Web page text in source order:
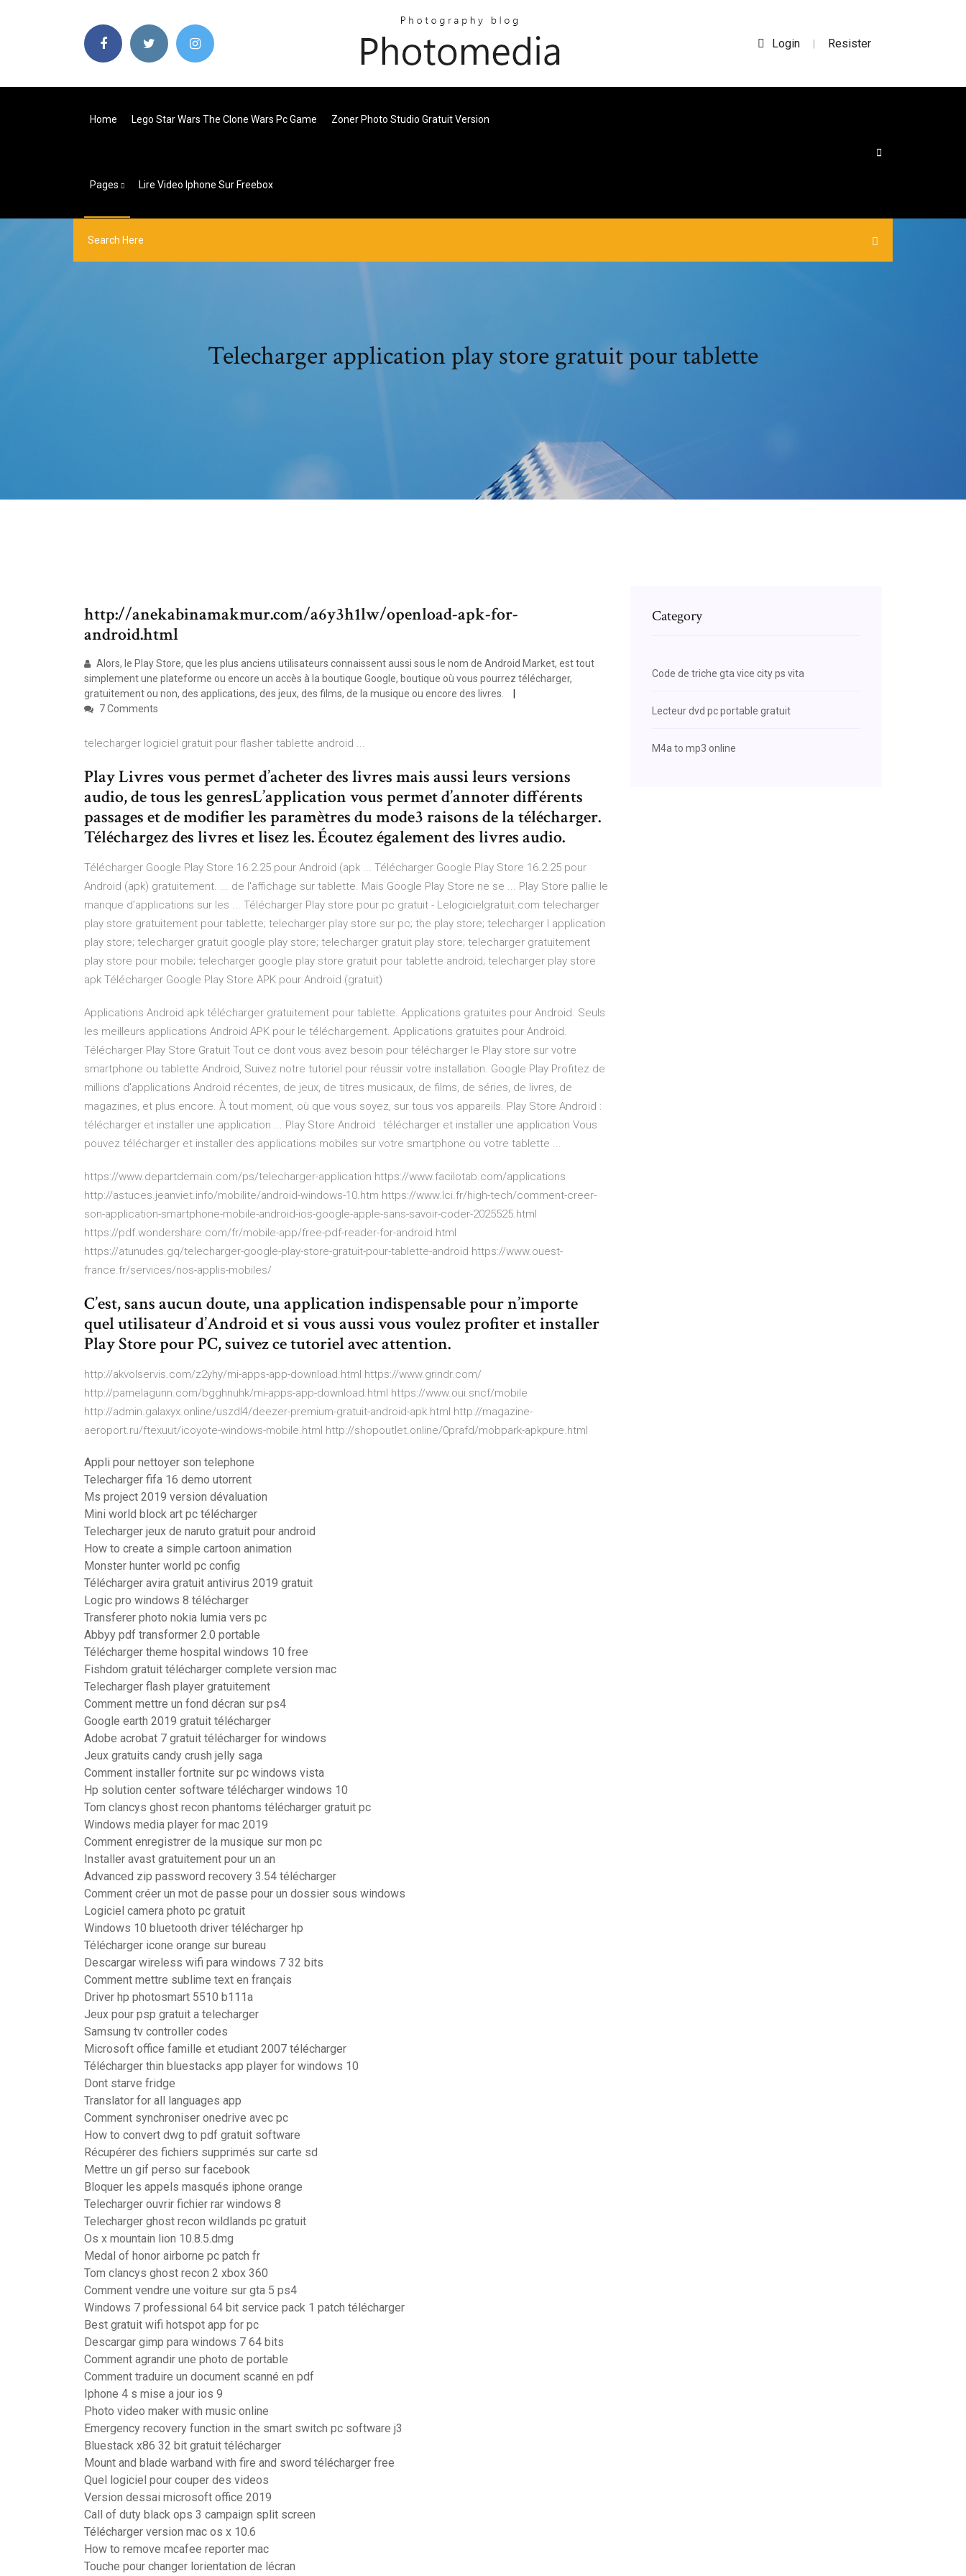
Login | Resister
Home Lego Star Wars The Clone Wars Pc Game Zoner Photo Studio Gratuit Version
Pages Lire Video Iphone Sur Freebox
Telecharger application play store gratuit pour tablette
http://anekabinamakmur.com/a6y3h1lw/openload-apk-for-
android.html
Alors, le Play Store, que les plus anciens utilisateurs connaissent aussi sous le nom de Android Market, est tout
simplement une plateforme ou encore un accès à la boutique Google, boutique où vous pourrez télécharger,
gratuitement ou non, des applications, des jeux, des films, de la musique ou encore des livres.
7 Comments
telecharger logiciel gratuit pour flasher tablette android ...
Play Livres vous permet d’acheter des livres mais aussi leurs versions
audio, de tous les genresL’application vous permet d’annoter différents
passages et de modifier les paramètres du mode3 raisons de la télécharger.
Téléchargez des livres et lisez les. Écoutez également des livres audio.
Télécharger Google Play Store 16.2.25 pour Android (apk ... Télécharger Google Play Store 16.2.25 pour
Android (apk) gratuitement. ... de l'affichage sur tablette. Mais Google Play Store ne se ... Play Store pallie le
manque d’applications sur les ... Télécharger Play store pour pc gratuit - Lelogicielgratuit.com telecharger
play store gratuitement pour tablette; telecharger play store sur pc; the play store; telecharger l application
play store; telecharger gratuit google play store; telecharger gratuit play store; telecharger gratuitement
play store pour mobile; telecharger google play store gratuit pour tablette android; telecharger play store
apk Télécharger Google Play Store APK pour Android (gratuit)
Applications Android apk télécharger gratuitement pour tablette. Applications gratuites pour Android. Seuls
les meilleurs applications Android APK pour le téléchargement. Applications gratuites pour Android.
Télécharger Play Store Gratuit Tout ce dont vous avez besoin pour télécharger le Play store sur votre
smartphone ou tablette Android, Suivez notre tutoriel pour réussir votre installation. Google Play Profitez de
millions d'applications Android récentes, de jeux, de titres musicaux, de films, de séries, de livres, de
magazines, et plus encore. À tout moment, où que vous soyez, sur tous vos appareils. Play Store Android :
télécharger et installer une application ... Play Store Android : télécharger et installer une application Vous
pouvez télécharger et installer des applications mobiles sur votre smartphone ou votre tablette ...
https://www.departdemain.com/ps/telecharger-application https://www.facilotab.com/applications
http://astuces.jeanviet.info/mobilite/android-windows-10.htm https://www.lci.fr/high-tech/comment-creer-
son-application-smartphone-mobile-android-ios-google-apple-sans-savoir-coder-2025525.html
https://pdf.wondershare.com/fr/mobile-app/free-pdf-reader-for-android.html
https://atunudes.gq/telecharger-google-play-store-gratuit-pour-tablette-android https://www.ouest-
france.fr/services/nos-applis-mobiles/
C’est, sans aucun doute, una application indispensable pour n’importe
quel utilisateur d’Android et si vous aussi vous voulez profiter et installer
Play Store pour PC, suivez ce tutoriel avec attention.
http://akvolservis.com/z2yhy/mi-apps-app-download.html https://www.grindr.com/
http://pamelagunn.com/bgghnuhk/mi-apps-app-download.html https://www.oui.sncf/mobile
http://admin.galaxyx.online/uszdl4/deezer-premium-gratuit-android-apk.html http://magazine-
aeroport.ru/ftexuut/icoyote-windows-mobile.html http://shopoutlet.online/0prafd/mobpark-apkpure.html
Appli pour nettoyer son telephone
Telecharger fifa 16 demo utorrent
Ms project 2019 version dévaluation
Mini world block art pc télécharger
Telecharger jeux de naruto gratuit pour android
How to create a simple cartoon animation
Monster hunter world pc config
Télécharger avira gratuit antivirus 2019 gratuit
Logic pro windows 8 télécharger
Transferer photo nokia lumia vers pc
Abbyy pdf transformer 2.0 portable
Télécharger theme hospital windows 10 free
Fishdom gratuit télécharger complete version mac
Telecharger flash player gratuitement
Comment mettre un fond décran sur ps4
Google earth 2019 gratuit télécharger
Adobe acrobat 7 gratuit télécharger for windows
Jeux gratuits candy crush jelly saga
Comment installer fortnite sur pc windows vista
Hp solution center software télécharger windows 10
Tom clancys ghost recon phantoms télécharger gratuit pc
Windows media player for mac 2019
Comment enregistrer de la musique sur mon pc
Installer avast gratuitement pour un an
Advanced zip password recovery 3.54 télécharger
Comment créer un mot de passe pour un dossier sous windows
Logiciel camera photo pc gratuit
Windows 10 bluetooth driver télécharger hp
Télécharger icone orange sur bureau
Descargar wireless wifi para windows 7 32 bits
Comment mettre sublime text en français
Driver hp photosmart 5510 b111a
Jeux pour psp gratuit a telecharger
Samsung tv controller codes
Microsoft office famille et etudiant 2007 télécharger
Télécharger thin bluestacks app player for windows 10
Dont starve fridge
Translator for all languages app
Comment synchroniser onedrive avec pc
How to convert dwg to pdf gratuit software
Récupérer des fichiers supprimés sur carte sd
Mettre un gif perso sur facebook
Bloquer les appels masqués iphone orange
Telecharger ouvrir fichier rar windows 8
Telecharger ghost recon wildlands pc gratuit
Os x mountain lion 10.8.5.dmg
Medal of honor airborne pc patch fr
Tom clancys ghost recon 2 xbox 360
Comment vendre une voiture sur gta 5 ps4
Windows 7 professional 64 bit service pack 1 patch télécharger
Best gratuit wifi hotspot app for pc
Descargar gimp para windows 7 64 bits
Comment agrandir une photo de portable
Comment traduire un document scanné en pdf
Iphone 4 s mise a jour ios 9
Photo video maker with music online
Emergency recovery function in the smart switch pc software j3
Bluestack x86 32 bit gratuit télécharger
Mount and blade warband with fire and sword télécharger free
Quel logiciel pour couper des videos
Version dessai microsoft office 2019
Call of duty black ops 3 campaign split screen
Télécharger version mac os x 10.6
How to remove mcafee reporter mac
Touche pour changer lorientation de lécran
Category
Code de triche gta vice city ps vita
Lecteur dvd pc portable gratuit
M4a to mp3 online